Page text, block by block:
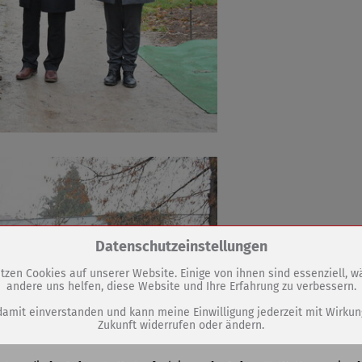
Zum Betrieb der Seite notwendige Cookies / Drittanbieter:
PHP Session Cookie
Eigentümer dieser Website (Wenko-Wenselaar GmbH & Co. KG)
Absicherung Kontaktformular / SPAM Schutz
PHPSESSID, fe_typo_user
Datenschutzeinstellungen
Cookies auf unserer Website. Einige von ihnen sind essenziell,
andere uns helfen, diese Website und Ihre Erfahrung zu verbessern.
einverstanden und kann meine Einwilligung jederzeit mit
Zukunft widerrufen oder ändern.